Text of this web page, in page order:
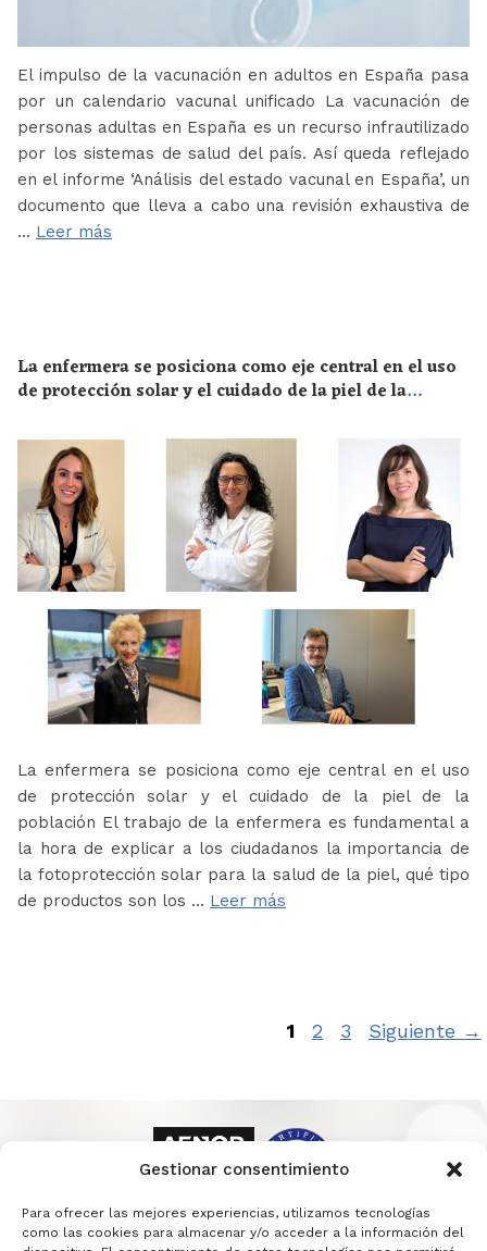
Gestionar consentimiento
Para ofrecer las mejores experiencias, utilizamos tecnologías
como las cookies para almacenar y/o acceder a la información del
El impulso de la vacunación en adultos en España pasa
por un calendario vacunal unificado La vacunación de
personas adultas en España es un recurso infrautilizado
por los sistemas de salud del país. Así queda reflejado
en el informe ‘Análisis del estado vacunal en España’, un
documento que lleva a cabo una revisión exhaustiva de
… Leer más
La enfermera se posiciona como eje central en el uso
de protección solar y el cuidado de la piel de la
La enfermera se posiciona como eje central en el uso
de protección solar y el cuidado de la piel de la
población El trabajo de la enfermera es fundamental a
la hora de explicar a los ciudadanos la importancia de
la fotoprotección solar para la salud de la piel, qué tipo
de productos son los … Leer más
Página
1 Página
2 Página
3 Siguiente →